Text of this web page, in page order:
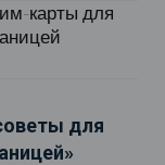
карты для
для